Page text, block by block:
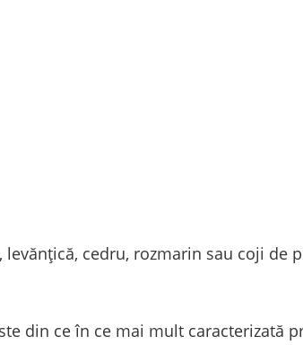
cedru, rozmarin sau coji de
din ce în ce mai mult caracterizată